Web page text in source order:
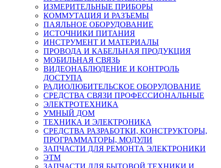
ИЗМЕРИТЕЛЬНЫЕ ПРИБОРЫ
КОММУТАЦИЯ И РАЗЪЕМЫ
ПАЯЛЬНОЕ ОБОРУДОВАНИЕ
ИСТОЧНИКИ ПИТАНИЯ
ИНСТРУМЕНТ И МАТЕРИАЛЫ
ПРОВОДА И КАБЕЛЬНАЯ ПРОДУКЦИЯ
МОБИЛЬНАЯ СВЯЗЬ
ВИДЕОНАБЛЮДЕНИЕ И КОНТРОЛЬ
ДОСТУПА
РАДИОЛЮБИТЕЛЬСКОЕ ОБОРУДОВАНИЕ
СРЕДСТВА СВЯЗИ ПРОФЕССИОНАЛЬНЫЕ
ЭЛЕКТРОТЕХНИКА
УМНЫЙ ДОМ
ТЕХНИКА И ЭЛЕКТРОНИКА
СРЕДСТВА РАЗРАБОТКИ, КОНСТРУКТОРЫ,
ПРОГРАММАТОРЫ, МОДУЛИ
ЗАПЧАСТИ ДЛЯ РЕМОНТА ЭЛЕКТРОНИКИ
ЭТМ
ЗАПЧАСТИ ДЛЯ БЫТОВОЙ ТЕХНИКИ И